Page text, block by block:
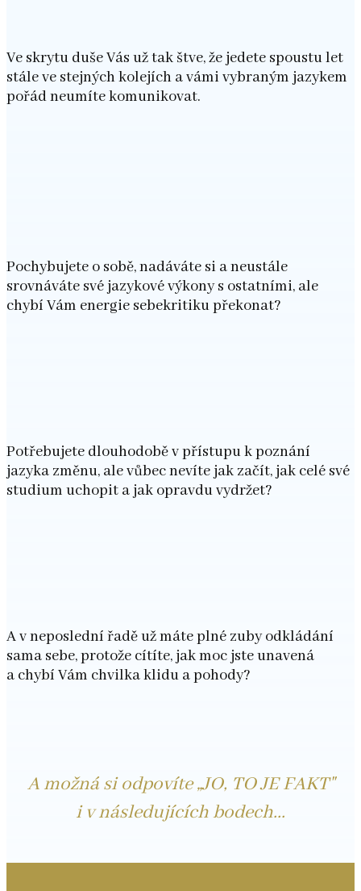
Ve skrytu duše Vás už tak štve, že jedete spoustu let
stále ve stejných kolejích a vámi vybraným jazykem
pořád neumíte komunikovat.
Pochybujete o sobě, nadáváte si a neustále
srovnáváte své jazykové výkony s ostatními, ale
chybí Vám energie sebekritiku překonat?
Potřebujete dlouhodobě v přístupu k poznání
jazyka změnu, ale vůbec nevíte jak začít, jak celé své
studium uchopit a jak opravdu vydržet?
A v neposlední řadě už máte plné zuby odkládání
sama sebe, protože cítíte, jak moc jste unavená
a chybí Vám chvilka klidu a pohody?
A možná si odpovíte „JO, TO JE FAKT"
i v následujících bodech...